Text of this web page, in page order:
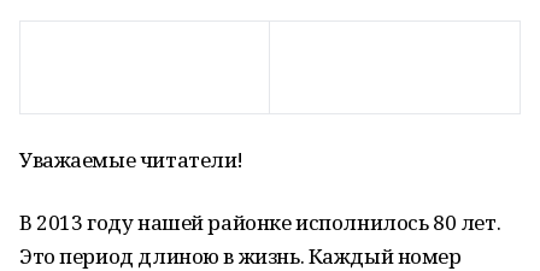
Уважаемые читатели!
В 2013 году нашей районке исполнилось 80 лет.
Это период длиною в жизнь. Каждый номер